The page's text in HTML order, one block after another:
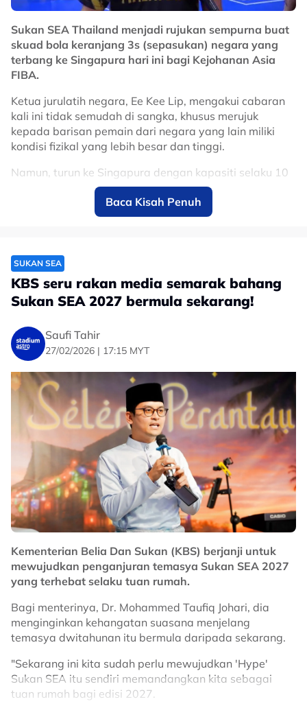
Sukan SEA Thailand menjadi rujukan sempurna buat
skuad bola keranjang 3s (sepasukan) negara yang
terbang ke Singapura hari ini bagi Kejohanan Asia
FIBA.
Ketua jurulatih negara, Ee Kee Lip, mengakui cabaran
kali ini tidak semudah di sangka, khusus merujuk
kepada barisan pemain dari negara yang lain miliki
kondisi fizikal yang lebih besar dan tinggi.
Namun, turun ke Singapura dengan kapasiti selaku 10
terbaik Asia, Kee Lip ada beberapa pendekatan untuk
barisan negara cuba menguasai setiap perlawanan
dengan syarat perlu ada ketangkasan dari pemainnya.
berbanding negara besar lain, kami mahukan dua
mata, satu mata juga okay.
"Mata paling tinggi bagi acara ini adalah 21 mata."
No node context available.
Related Topics
#Sukan Sea Thailand
Baca Kisah Penuh
SUKAN SEA
KBS seru rakan media semarak bahang
Sukan SEA 2027 bermula sekarang!
Saufi Tahir
27/02/2026 | 17:15 MYT
Kementerian Belia Dan Sukan (KBS) berjanji untuk
mewujudkan penganjuran temasya Sukan SEA 2027
yang terhebat selaku tuan rumah.
Bagi menterinya, Dr. Mohammed Taufiq Johari, dia
menginginkan kehangatan suasana menjelang
temasya dwitahunan itu bermula daripada sekarang.
"Sekarang ini kita sudah perlu mewujudkan 'Hype'
Sukan SEA itu sendiri memandangkan kita sebagai
tuan rumah bagi edisi 2027.